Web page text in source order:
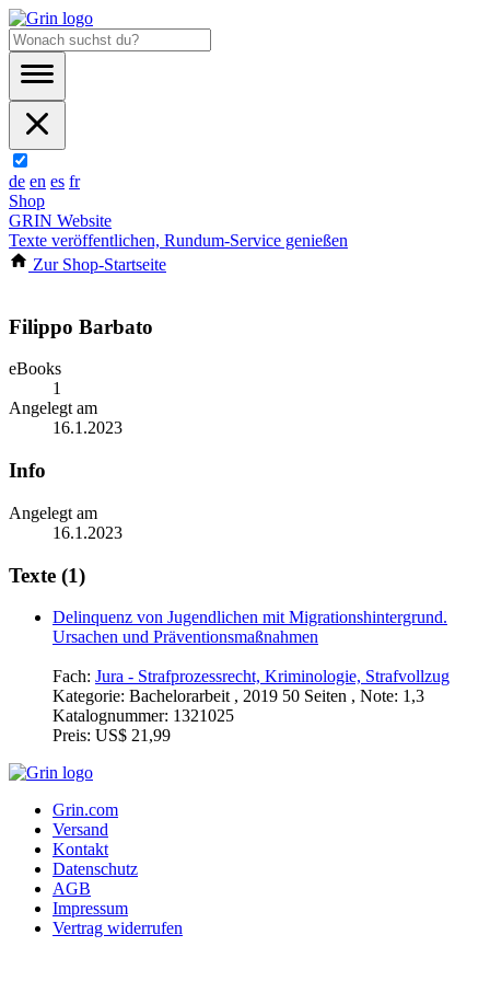
de en es fr
Shop
GRIN Website
Texte veröffentlichen, Rundum-Service genießen
Zur Shop-Startseite
Filippo Barbato
eBooks
1
Angelegt am
16.1.2023
Info
Angelegt am
16.1.2023
Texte (1)
Delinquenz von Jugendlichen mit Migrationshintergrund.
Ursachen und Präventionsmaßnahmen
Fach: Jura - Strafprozessrecht, Kriminologie, Strafvollzug
Kategorie: Bachelorarbeit , 2019 50 Seiten , Note: 1,3
Katalognummer: 1321025
Preis: US$ 21,99
Grin.com
Versand
Kontakt
Datenschutz
AGB
Impressum
Vertrag widerrufen